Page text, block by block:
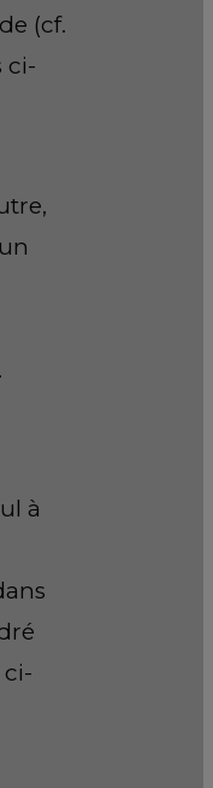
(cf.
ci-
à
ci-